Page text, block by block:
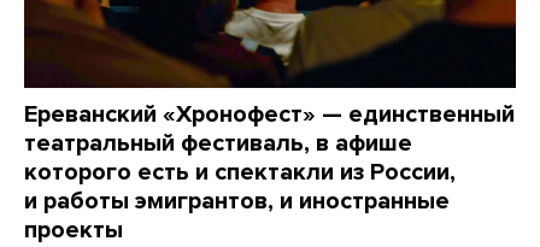
Ереванский «Хронофест» — единственный
театральный фестиваль, в афише
которого есть и спектакли из России,
и работы эмигрантов, и иностранные
проекты